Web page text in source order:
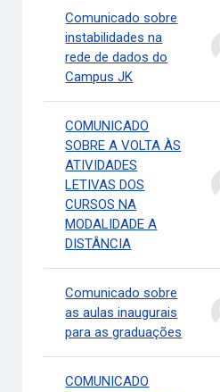
Comunicado sobre
instabilidades na
rede de dados do
Campus JK
COMUNICADO
SOBRE A VOLTA ÀS
ATIVIDADES
LETIVAS DOS
CURSOS NA
MODALIDADE A
DISTÂNCIA
Comunicado sobre
as aulas inaugurais
para as graduações
COMUNICADO